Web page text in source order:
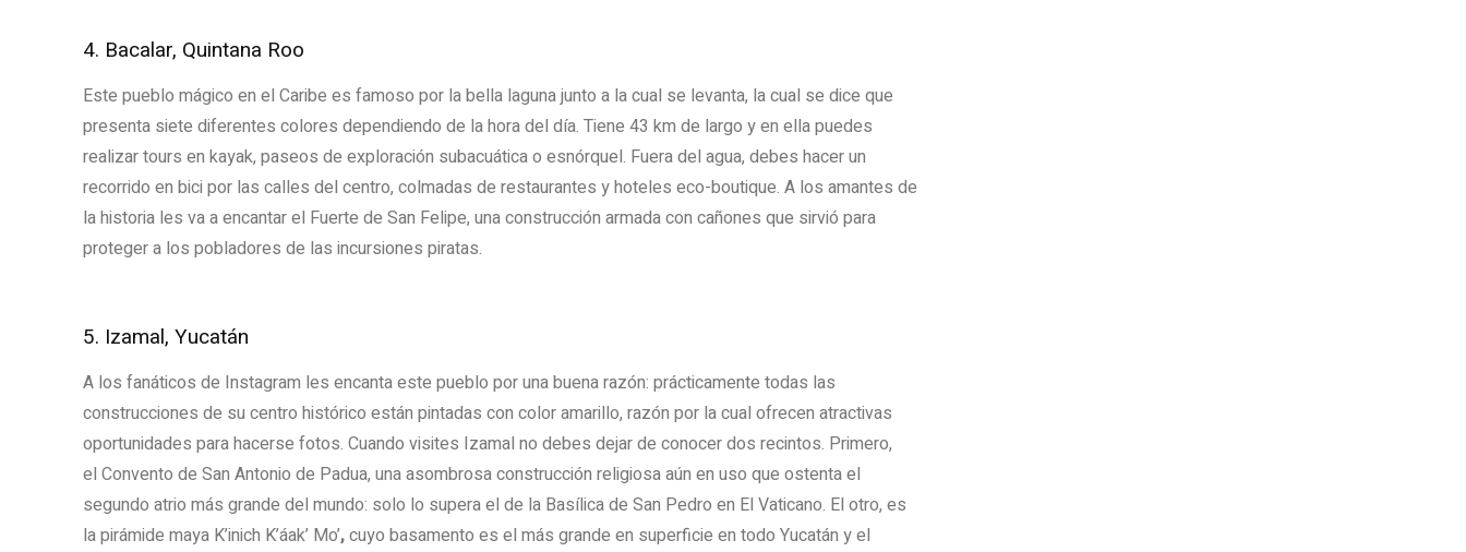
4. Bacalar, Quintana Roo
Este pueblo mágico en el Caribe es famoso por la bella laguna junto a la cual se levanta, la cual se dice que
presenta siete diferentes colores dependiendo de la hora del día. Tiene 43 km de largo y en ella puedes
realizar tours en kayak, paseos de exploración subacuática o esnórquel. Fuera del agua, debes hacer un
recorrido en bici por las calles del centro, colmadas de restaurantes y hoteles eco-boutique. A los amantes de
la historia les va a encantar el Fuerte de San Felipe, una construcción armada con cañones que sirvió para
proteger a los pobladores de las incursiones piratas.
5. Izamal, Yucatán
A los fanáticos de Instagram les encanta este pueblo por una buena razón: prácticamente todas las
construcciones de su centro histórico están pintadas con color amarillo, razón por la cual ofrecen atractivas
oportunidades para hacerse fotos. Cuando visites Izamal no debes dejar de conocer dos recintos. Primero,
el Convento de San Antonio de Padua, una asombrosa construcción religiosa aún en uso que ostenta el
segundo atrio más grande del mundo: solo lo supera el de la Basílica de San Pedro en El Vaticano. El otro, es
la pirámide maya K’inich K’áak’ Mo’,cuyo basamento es el más grande en superficie en todo Yucatán y el